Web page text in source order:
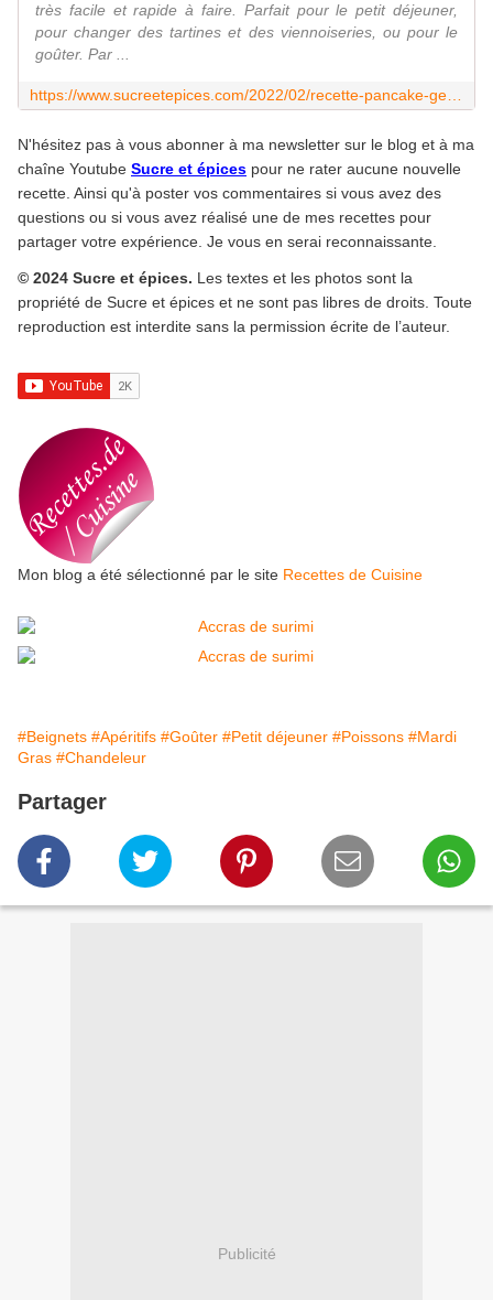
très facile et rapide à faire. Parfait pour le petit déjeuner,
pour changer des tartines et des viennoiseries, ou pour le
goûter. Par ...
N'hésitez pas à vous abonner à ma newsletter sur le blog et à ma
chaîne Youtube Sucre et épices pour ne rater aucune nouvelle
recette. Ainsi qu'à poster vos commentaires si vous avez des
questions ou si vous avez réalisé une de mes recettes pour
partager votre expérience. Je vous en serai reconnaissante.
© 2024 Sucre et épices. Les textes et les photos sont la
propriété de Sucre et épices et ne sont pas libres de droits. Toute
reproduction est interdite sans la permission écrite de l’auteur.
Mon blog a été sélectionné par le site Recettes de Cuisine
#Beignets #Apéritifs #Goûter #Petit déjeuner #Poissons #Mardi
Gras #Chandeleur
Partager
Publicité